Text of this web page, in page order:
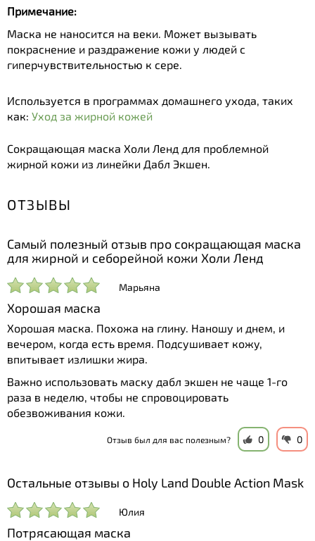
Примечание:
Маска не наносится на веки. Может вызывать
покраснение и раздражение кожи у людей с
гиперчувствительностью к сере.
Используется в программах домашнего ухода, таких
как: Уход за жирной кожей
Сокращающая маска Холи Ленд для проблемной
жирной кожи из линейки Дабл Экшен.
ОТЗЫВЫ
Самый полезный отзыв про сокращающая маска
для жирной и себорейной кожи Холи Ленд
Марьяна
Хорошая маска
Хорошая маска. Похожа на глину. Наношу и днем, и
вечером, когда есть время. Подсушивает кожу,
впитывает излишки жира.
Важно использовать маску дабл экшен не чаще 1-го
раза в неделю, чтобы не спровоцировать
обезвоживания кожи.
Отзыв был для вас полезным? 0 0
Остальные отзывы о Holy Land Double Action Mask
Юлия
Потрясающая маска